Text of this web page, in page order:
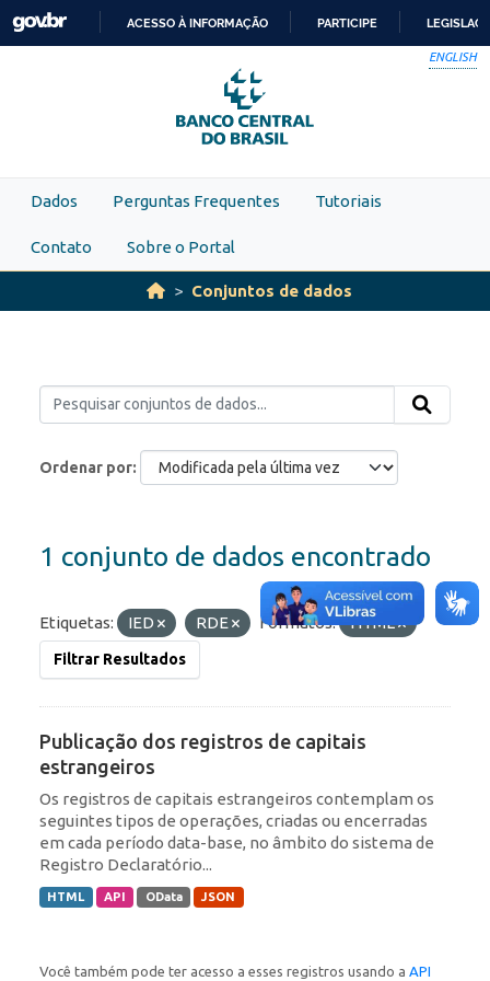
Skip to main content
PARA
O
CONTEÚDO
ACESSO À INFORMAÇÃO PARTICIPE
ENGLISH
Dados Perguntas Frequentes Tutoriais
Contato Sobre o Portal
Conjuntos de dados
Ordenar por
1 conjunto de dados encontrado
Etiquetas: IED RDE Formatos: HTML
Filtrar Resultados
Publicação dos registros de capitais
estrangeiros
Os registros de capitais estrangeiros contemplam os
seguintes tipos de operações, criadas ou encerradas
em cada período data-base, no âmbito do sistema de
Registro Declaratório...
HTML API OData JSON
Você também pode ter acesso a esses registros usando a API